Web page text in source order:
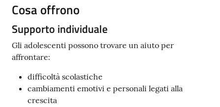
Cosa offrono
Supporto individuale
Gli adolescenti possono trovare un aiuto per
affrontare:
difficoltà scolastiche
cambiamenti emotivi e personali legati alla
crescita